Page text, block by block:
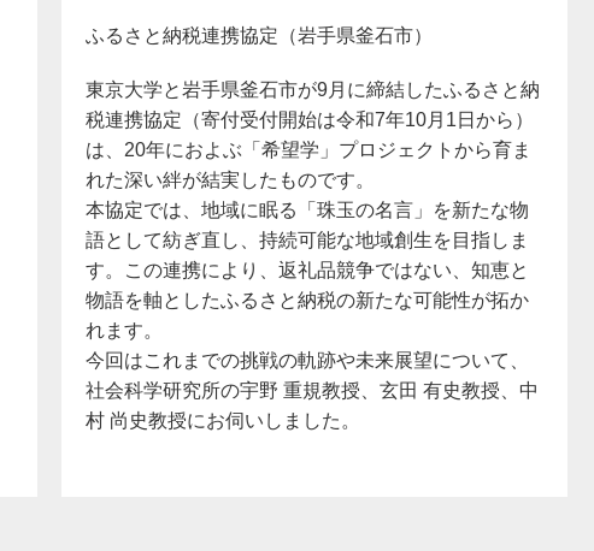
ふるさと納税連携協定（岩手県釜石市）
東京大学と岩手県釜石市が9月に締結したふるさと納
税連携協定（寄付受付開始は令和7年10月1日から）
は、20年におよぶ「希望学」プロジェクトから育ま
れた深い絆が結実したものです。
本協定では、地域に眠る「珠玉の名言」を新たな物
語として紡ぎ直し、持続可能な地域創生を目指しま
す。この連携により、返礼品競争ではない、知恵と
物語を軸としたふるさと納税の新たな可能性が拓か
れます。
今回はこれまでの挑戦の軌跡や未来展望について、
社会科学研究所の宇野 重規教授、玄田 有史教授、中
村 尚史教授にお伺いしました。